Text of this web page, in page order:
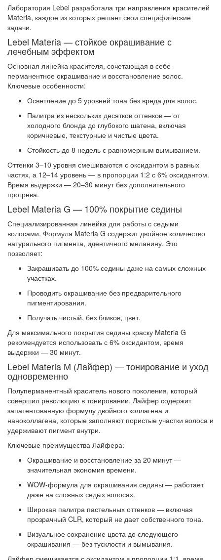
Лаборатория Lebel разработала три направления красителей
Materia, каждое из которых решает свои специфические
задачи.
Lebel Materia — стойкое окрашивание с
лечебным эффектом
Основная линейка красителя, сочетающая в себе
перманентное окрашивание и восстановление волос.
Ключевые особенности:
Осветление до 5 уровней тона без вреда для волос.
Палитра из нескольких десятков оттенков — от
холодного блонда до глубокого шатена, включая
коричневые, текстурные и чистые цвета.
Стойкость до 8 недель с равномерным вымыванием.
Оттенки 3–10 уровня смешиваются с оксидантом в равных
частях, а 12–14 уровень — в пропорции 1:2 с 6% оксидантом.
Время выдержки — 20–30 минут без дополнительного
прогрева.
Lebel Materia G — 100% покрытие седины
Специализированная линейка для работы с седыми
волосами. Формула Materia G содержит двойное количество
натурального пигмента, идентичного меланину. Это
позволяет:
Закрашивать до 100% седины даже на самых сложных
участках.
Проводить окрашивание без предварительного
пигментирования.
Получать чистый, без бликов, цвет.
Для максимального покрытия седины краску Materia G
рекомендуется использовать с 6% оксидантом, время
выдержки — 30 минут.
Lebel Materia M (Лайфер) — тонирование и уход
одновременно
Полуперманентный краситель нового поколения, который
совершил революцию в тонировании. Лайфер содержит
запатентованную формулу двойного коллагена и
наноколлагена, которые заполняют пористые участки волоса и
удерживают пигмент внутри.
Ключевые преимущества Лайфера:
Окрашивание и восстановление за 20 минут—
значительная экономия времени.
WOW-формула для окрашивания седины — работает
даже на сложных седых волосах.
Широкая палитра пастельных оттенков — включая
прозрачный CLR, который не дает собственного тона.
Визуальное сохранение цвета до следующего
окрашивания — без тусклости и вымывания.